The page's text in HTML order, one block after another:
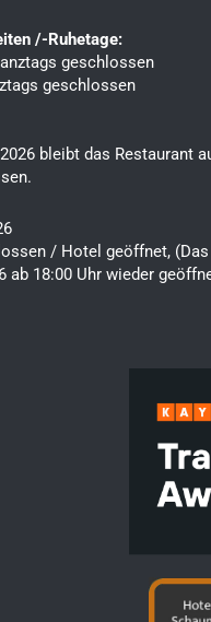
/-Ruhetage:
geschlossen
geschlossen
bleibt das Restaurant
/ Hotel geöffnet,
ab 18:00 Uhr wieder